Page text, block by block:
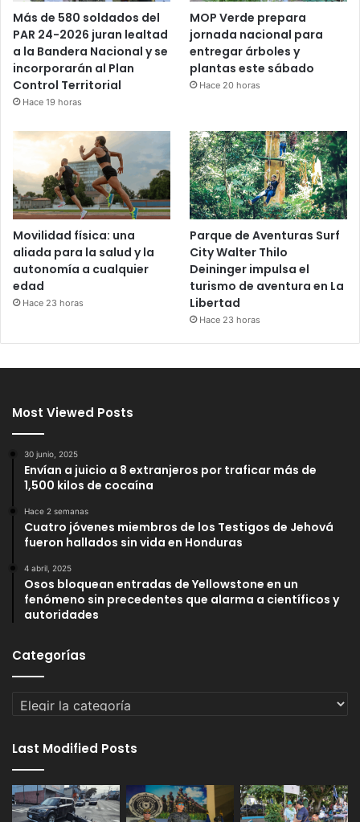
Más de 580 soldados del
PAR 24-2026 juran lealtad
a la Bandera Nacional y se
incorporarán al Plan
Control Territorial
Hace 19 horas
MOP Verde prepara
jornada nacional para
entregar árboles y
plantas este sábado
Hace 20 horas
Movilidad física: una
aliada para la salud y la
autonomía a cualquier
edad
Hace 23 horas
Parque de Aventuras Surf
City Walter Thilo
Deininger impulsa el
turismo de aventura en La
Libertad
Hace 23 horas
Most Viewed Posts
30 junio, 2025
Envían a juicio a 8 extranjeros por traficar más de
1,500 kilos de cocaína
Hace 2 semanas
Cuatro jóvenes miembros de los Testigos de Jehová
fueron hallados sin vida en Honduras
4 abril, 2025
Osos bloquean entradas de Yellowstone en un
fenómeno sin precedentes que alarma a científicos y
autoridades
Categorías
Categorías
Last Modified Posts